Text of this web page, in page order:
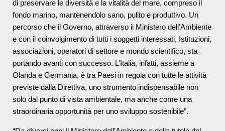
di preservare le diversità e la vitalità del mare, compreso il
fondo marino, mantenendolo sano, pulito e produttivo. Un
percorso che il Governo, attraverso il Ministero dell’Ambiente
e con il coinvolgimento di tutti i soggetti interessati, Istituzioni,
associazioni, operatori di settore e mondo scientifico, sta
portando avanti con successo. L’Italia, infatti, assieme a
Olanda e Germania, è tra Paesi in regola con tutte le attività
previste dalla Direttiva, uno strumento indispensabile non
solo dal punto di vista ambientale, ma anche come una
straordinaria opportunità per uno sviluppo sostenibile”.